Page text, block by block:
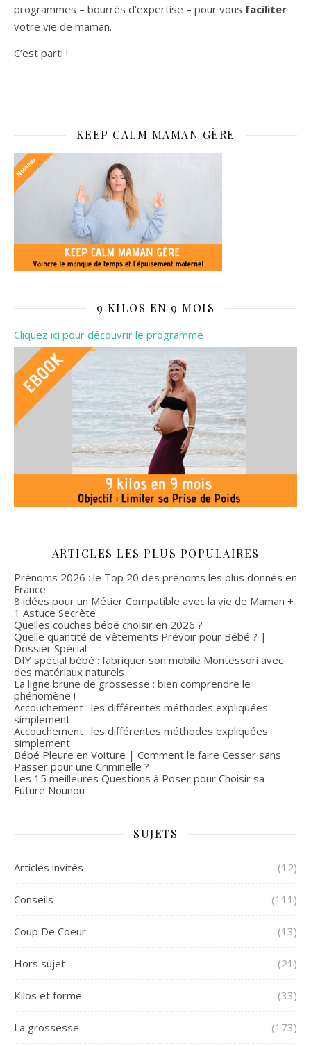
programmes – bourrés d’expertise – pour vous faciliter
votre vie de maman.
C’est parti !
KEEP CALM MAMAN GÈRE
9 KILOS EN 9 MOIS
Cliquez ici pour découvrir le programme
ARTICLES LES PLUS POPULAIRES
Prénoms 2026 : le Top 20 des prénoms les plus donnés en
France
8 idées pour un Métier Compatible avec la vie de Maman +
1 Astuce Secrète
Quelles couches bébé choisir en 2026 ?
Quelle quantité de Vêtements Prévoir pour Bébé ? |
Dossier Spécial
DIY spécial bébé : fabriquer son mobile Montessori avec
des matériaux naturels
La ligne brune de grossesse : bien comprendre le
phénomène !
Accouchement : les différentes méthodes expliquées
simplement
Accouchement : les différentes méthodes expliquées
simplement
Bébé Pleure en Voiture | Comment le faire Cesser sans
Passer pour une Criminelle ?
Les 15 meilleures Questions à Poser pour Choisir sa
Future Nounou
SUJETS
Articles invités (12)
Conseils (111)
Coup De Coeur (13)
Hors sujet (21)
Kilos et forme (33)
La grossesse (173)